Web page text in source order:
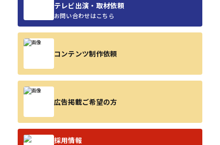
テレビ出演・取材依頼
お問い合わせはこちら
コンテンツ制作依頼
広告掲載ご希望の方
採用情報